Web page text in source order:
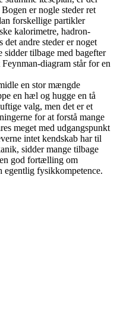
er nogle steder ret
forskellige partikler
kalorimetre, hadron-
andre steder er noget
tilbage med bagefter
diagram står for en
en stor mængde
en hæl og hugge en tå
valg, men det er et
for at forstå mange
meget med udgangspunkt
intet kendskab har til
sidder mange tilbage
god fortælling om
egentlig fysikkompetence.